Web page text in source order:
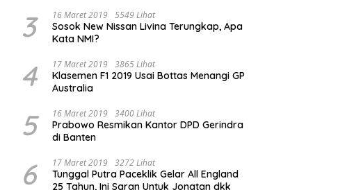
3 16 Maret 2019 5549 Lihat
Sosok New Nissan Livina Terungkap, Apa
Kata NMI?
4 17 Maret 2019 3865 Lihat
Klasemen F1 2019 Usai Bottas Menangi GP
Australia
5 16 Maret 2019 3400 Lihat
Prabowo Resmikan Kantor DPD Gerindra
di Banten
6 17 Maret 2019 3272 Lihat
Tunggal Putra Paceklik Gelar All England
25 Tahun, Ini Saran Untuk Jonatan dkk